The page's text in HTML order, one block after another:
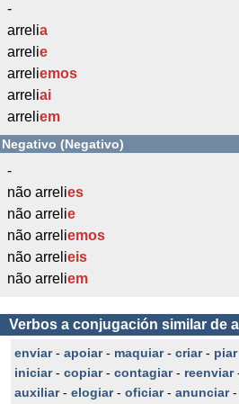
-
arrelia
arrelie
arreliemos
arreliai
arreliem
Negativo (Negativo)
-
não arrelies
não arrelie
não arreliemos
não arrelieis
não arreliem
Verbos a conjugación similar de
enviar- apoiar- maquiar- criar- piar
iniciar- copiar- contagiar- reenviar
auxiliar- elogiar- oficiar- anunciar-